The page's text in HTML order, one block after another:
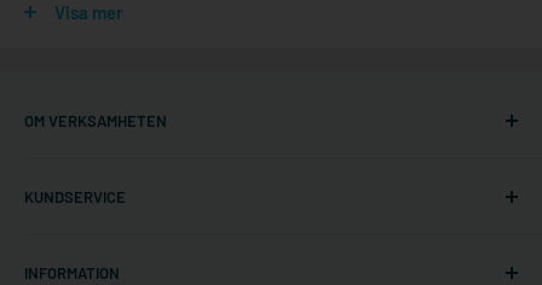
Visa mer
OM VERKSAMHETEN
Gräshoppsvägen 7 B (kontor/ej lager)
Sverige
KUNDSERVICE
Kontakta oss
INFORMATION